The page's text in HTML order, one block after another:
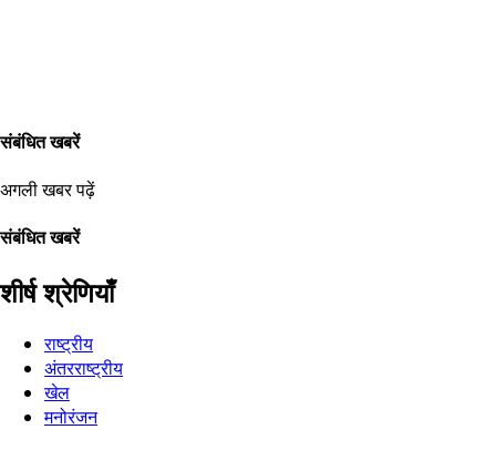
संबंधित खबरें
अगली खबर पढ़ें
संबंधित खबरें
शीर्ष श्रेणियाँ
राष्ट्रीय
अंतरराष्ट्रीय
खेल
मनोरंजन